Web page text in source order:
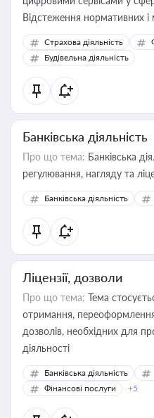
Відстеження нормативних і
корисне для власника
бухгалтера під час
державного майна,
статусу суб'єктів оціночної
Страхова діяльність
Будівельна діяльність
Банківська діяльність
Про що тема: Банківська
регулювання, нагляду та
Банківська діяльність
Ліцензії, дозволи
Про що тема: Тема
отримання,
дозволів, необхідних для
діяльності
Банківська діяльність
Фінансові послуги
+5